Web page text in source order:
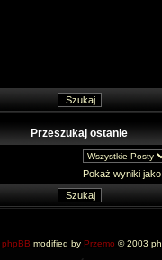
Przeszukaj ostanie
Pokaż wyniki jako:
phpBB modified by Przemo © 2003